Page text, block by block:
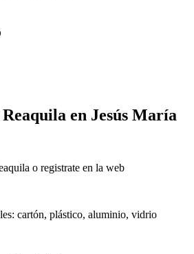
en Jesús María
o registrate en la web
cartón, plástico, aluminio, vidrio